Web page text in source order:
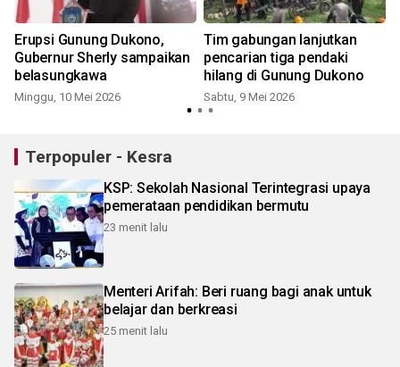
Erupsi Gunung Dukono,
Gubernur Sherly sampaikan
belasungkawa
Minggu, 10 Mei 2026
Tim gabungan lanjutkan
pencarian tiga pendaki
hilang di Gunung Dukono
Sabtu, 9 Mei 2026
Terpopuler - Kesra
KSP: Sekolah Nasional Terintegrasi upaya
pemerataan pendidikan bermutu
23 menit lalu
Menteri Arifah: Beri ruang bagi anak untuk
belajar dan berkreasi
25 menit lalu